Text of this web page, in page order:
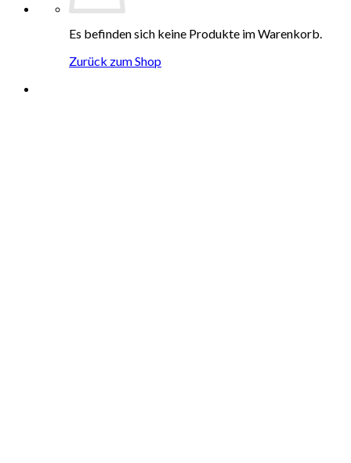
Es befinden sich keine Produkte im Warenkorb.
Zurück zum Shop